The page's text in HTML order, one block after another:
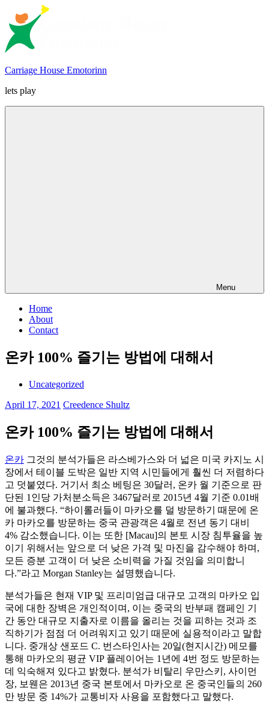
content
Carriage House Emotorinn
lets play
Menu
Home
About
Contact
온카 100% 즐기는 방법에 대해서
Uncategorized
April 17, 2021 Creedence Shultz
온카 100% 즐기는 방법에 대해서
온카 그것의 분석가들은 라스베가스와 더 넓은 미국 카지노 시
장에서 테이블 도박은 일반 지역 시민들에게 훨씬 더 저렴하다
고 덧붙였다. 거기서 최소 베팅은 30달러, 온카 월 기준으로 판
단된 1인당 가처분소득은 3467달러로 2015년 4월 기준 0.01배
에 불과했다. “하이롤러들이 마카오를 덜 방문하기 때문에 온
카 마카오를 방문하는 중국 관광객은 4월로 전년 동기 대비
4% 감소했습니다. 이는 또한 [Macau]의 본토 시장 침투율을 높
이기 위해서는 앞으로 더 낮은 가격 및 마진을 감수해야 하며,
모든 증분 고객이 더 낮은 소비력을 가질 것임을 의미합니
다.”라고 Morgan Stanley는 설명했습니다.
분석가들은 현재 VIP 및 프리미엄급 대규모 고객의 마카오 입
국에 대한 장벽은 개인적이며, 이는 중국의 반부패 캠페인 기
간 동안 대규모 지출자로 이름을 올리는 것을 피하는 것과 조
직하기가 점점 더 어려워지고 있기 때문에 실용적이라고 말합
니다. 중개상 샌포드 C. 번스타인사는 20일(현지시간) 메모를
통해 마카오의 평균 VIP 플레이어는 1년에 4번 정도 방문하는
데 익숙해져 있다고 밝혔다. 분석가 비탈리 우만스키, 사이먼
장, 보웬은 2013년 중국 본토에서 마카오로 온 중국인들의 260
만 방문 중 14%가 교통비자 사용을 포함했다고 말했다.